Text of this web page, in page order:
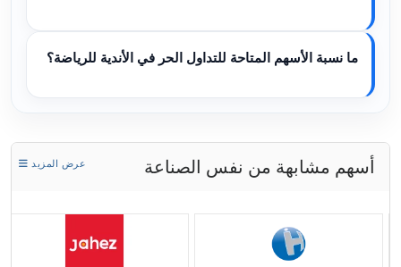
ما نسبة الأسهم المتاحة للتداول الحر في الأندية للرياضة؟
أسهم مشابهة من نفس الصناعة عرض المزيد